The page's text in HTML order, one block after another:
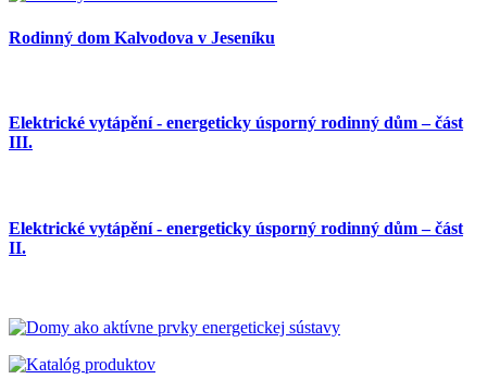
Rodinný dom Kalvodova v Jeseníku
Elektrické vytápění - energeticky úsporný rodinný dům – část
III.
Elektrické vytápění - energeticky úsporný rodinný dům – část
II.